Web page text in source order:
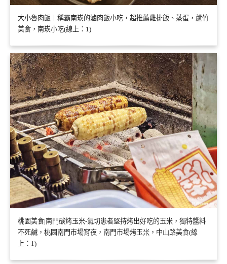
大小魯肉飯｜稱霸南崁的滷肉飯小吃，超推薦雞排飯、蒸蛋，蘆竹
美食，南崁小吃(線上：1)
桃園美食|南門碳烤玉米-氣切患者堅持烤出好吃的玉米，獨特醬料
不死鹹，桃園南門市場宵夜，南門市場烤玉米，中山路美食(線
上：1)